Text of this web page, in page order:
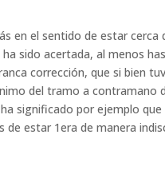
en el sentido de estar cerca
ha sido acertada, al menos
corrección, que si bien
del tramo a contramano
significado por ejemplo que
estar 1era de manera